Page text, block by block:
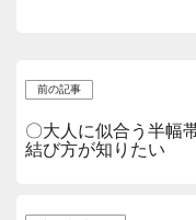
前の記事
〇大人に似合う半幅
結び方が知りたい